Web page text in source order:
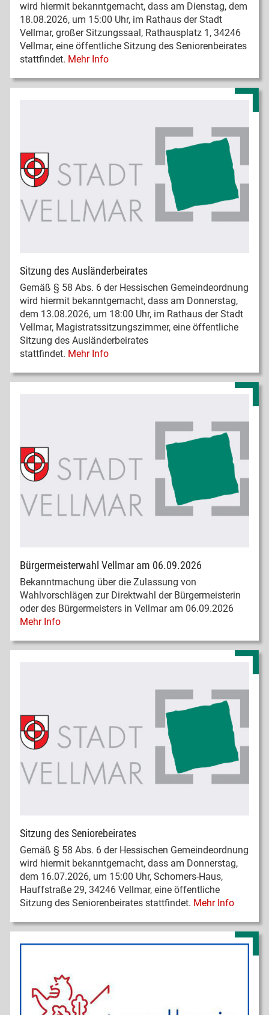
wird hiermit bekanntgemacht, dass am Dienstag, dem
18.08.2026, um 15:00 Uhr, im Rathaus der Stadt
Vellmar, großer Sitzungssaal, Rathausplatz 1, 34246
Vellmar, eine öffentliche Sitzung des Seniorenbeirates
stattfindet. Mehr Info
Sitzung des Ausländerbeirates
Gemäß § 58 Abs. 6 der Hessischen Gemeindeordnung
wird hiermit bekanntgemacht, dass am Donnerstag,
dem 13.08.2026, um 18:00 Uhr, im Rathaus der Stadt
Vellmar, Magistratssitzungszimmer, eine öffentliche
Sitzung des Ausländerbeirates
stattfindet. Mehr Info
Bürgermeisterwahl Vellmar am 06.09.2026
Bekanntmachung über die Zulassung von
Wahlvorschlägen zur Direktwahl der Bürgermeisterin
oder des Bürgermeisters in Vellmar am 06.09.2026
Mehr Info
Sitzung des Seniorebeirates
Gemäß § 58 Abs. 6 der Hessischen Gemeindeordnung
wird hiermit bekanntgemacht, dass am Donnerstag,
dem 16.07.2026, um 15:00 Uhr, Schomers-Haus,
Hauffstraße 29, 34246 Vellmar, eine öffentliche
Sitzung des Seniorenbeirates stattfindet. Mehr Info